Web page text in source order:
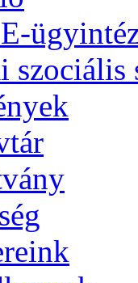
szociális